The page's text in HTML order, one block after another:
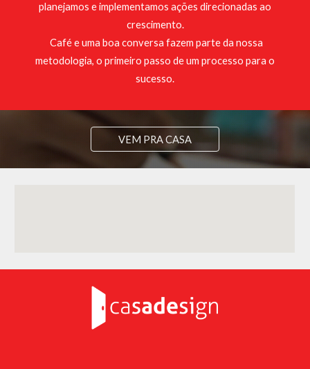
planejamos e implementamos ações direcionadas ao
crescimento.
Café e uma boa conversa fazem parte da nossa
metodologia, o primeiro passo de um processo para o
sucesso.
VEM PRA CASA